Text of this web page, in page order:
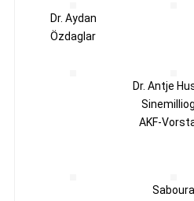
Dr. Aydan
Özdaglar
Dr. Antje
AKF-
Saboura